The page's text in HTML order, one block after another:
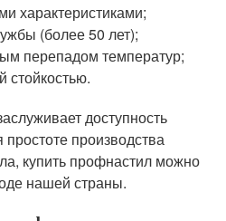
характеристиками;
(более 50 лет);
перепадом температур;
стойкостью.
доступность
производства
купить профнастил можно
нашей страны.